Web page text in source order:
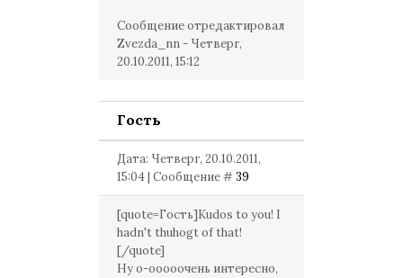
Сообщение отредактировал
Zvezda_nn - Четверг,
20.10.2011, 15:12
Гость
Дата: Четверг, 20.10.2011,
15:04 | Сообщение #39
[quote=Гость]Kudos to you! I
hadn't thuhogt of that!
[/quote]
Ну о-ооооочень интересно,